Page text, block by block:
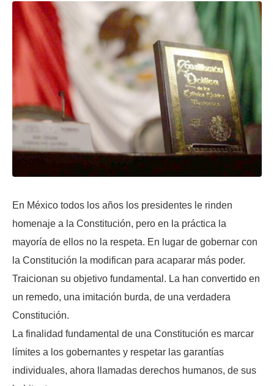
En México todos los años los presidentes le rinden
homenaje a la Constitución, pero en la práctica la
mayoría de ellos no la respeta. En lugar de gobernar con
la Constitución la modifican para acaparar más poder.
Traicionan su objetivo fundamental. La han convertido en
un remedo, una imitación burda, de una verdadera
Constitución.
La finalidad fundamental de una Constitución es marcar
límites a los gobernantes y respetar las garantías
individuales, ahora llamadas derechos humanos, de sus